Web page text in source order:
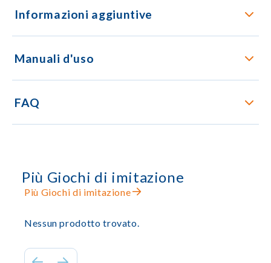
Informazioni aggiuntive
Manuali d'uso
FAQ
Più Giochi di imitazione
Più Giochi di imitazione
Nessun prodotto trovato.